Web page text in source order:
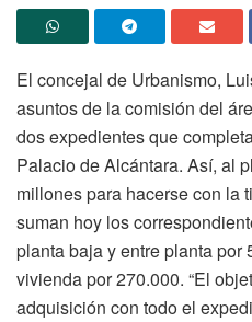
El concejal de Urbanismo,
asuntos de la comisión del
dos expedientes que
Palacio de Alcántara. Así, al
millones para hacerse con la
suman hoy los
planta baja y entre planta por
vivienda por 270.000. “El
adquisición con todo el